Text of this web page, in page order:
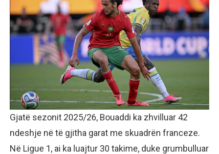
Gjatë sezonit 2025/26, Bouaddi ka zhvilluar 42
ndeshje në të gjitha garat me skuadrën franceze.
Në Ligue 1, ai ka luajtur 30 takime, duke grumbulluar